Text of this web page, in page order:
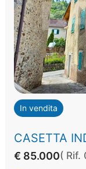
In vendita
CASETTA
€ 85.000( Rif.